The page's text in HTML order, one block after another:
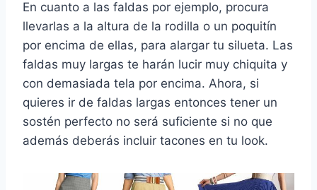
En cuanto a las faldas por ejemplo, procura
llevarlas a la altura de la rodilla o un poquitín
por encima de ellas, para alargar tu silueta. Las
faldas muy largas te harán lucir muy chiquita y
con demasiada tela por encima. Ahora, si
quieres ir de faldas largas entonces tener un
sostén perfecto no será suficiente si no que
además deberás incluir tacones en tu look.